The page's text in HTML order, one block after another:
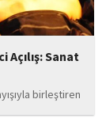
Sanat
birleştiren
bulunan